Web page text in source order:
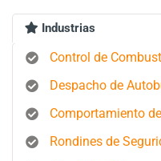
Industrias
Control de
Despacho de
Comportamiento
Rondines de